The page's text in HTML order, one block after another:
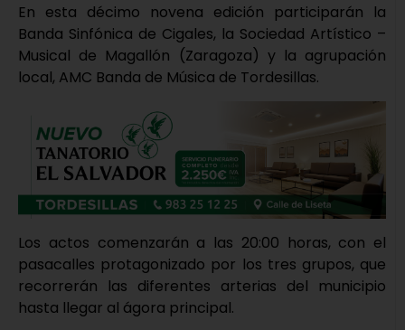
En esta décimo novena edición participarán la
Banda Sinfónica de Cigales, la Sociedad Artístico –
Musical de Magallón (Zaragoza) y la agrupación
local, AMC Banda de Música de Tordesillas.
Los actos comenzarán a las 20:00 horas, con el
pasacalles protagonizado por los tres grupos, que
recorrerán las diferentes arterias del municipio
hasta llegar al ágora principal.